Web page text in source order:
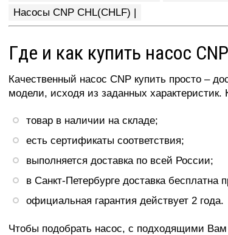
Насосы CNP CHL(CHLF) |
Где и как купить насос CNP
Качественный насос CNP купить просто –
модели, исходя из заданных
товар в наличии на складе;
есть сертификаты соответствия;
выполняется доставка по всей России;
в Санкт-Петербурге доставка бесплатна
официальная гарантия действует 2 года.
Чтобы подобрать насос, с подходящими